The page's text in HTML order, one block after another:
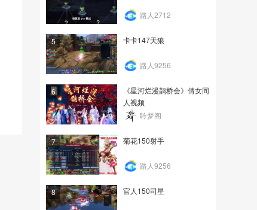
路人2712
5 卡卡147天狼
路人9256
6
《星河烂漫鹊桥会》倩女同
人视频
聆梦阁
7 菊花150射手
路人9256
8 官人150司星